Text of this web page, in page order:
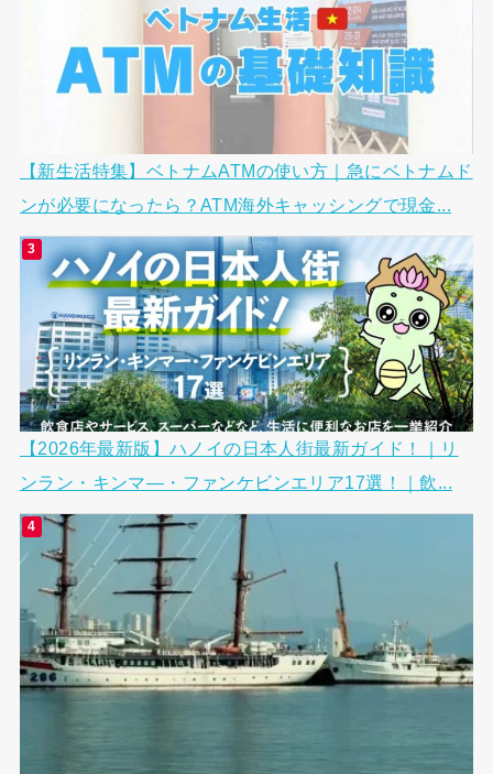
【新生活特集】ベトナムATMの使い方｜急にベトナムド
ンが必要になったら？ATM海外キャッシングで現金...
【2026年最新版】ハノイの日本人街最新ガイド！｜リ
ンラン・キンマ―・ファンケビンエリア17選！｜飲...